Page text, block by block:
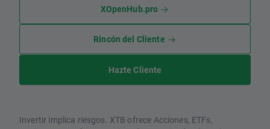
XOpenHub.pro
Rincón del Cliente
Hazte Cliente
Invertir implica riesgos. XTB ofrece Acciones, ETFs,